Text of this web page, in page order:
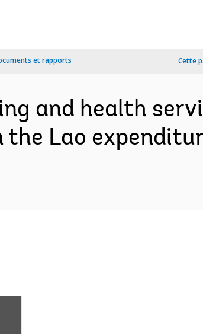
et rapports Cette
and health
the Lao